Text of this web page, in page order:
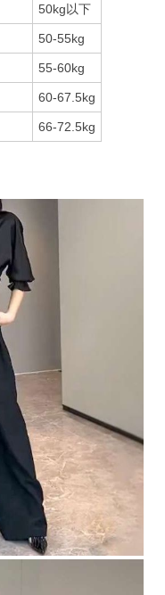
50kg以下
50-55kg
55-60kg
60-67.5kg
66-72.5kg